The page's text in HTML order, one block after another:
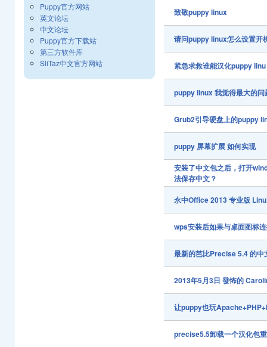
致敬puppy linux
请问puppy linux怎么设置开
紧急求救谁能汉化puppy
puppy linux 我觉得最大的
Grub2引导硬盘上的puppy
puppy 屏幕扩展 如何实现
安装了中文包之后，打开
法保存中文？
永中Office 2013 专业版
wps安装后如果与桌面图标
最新的芭比Precise 5.4 的中
2013年5月3日 發怖的
让puppy也玩
precise5.5卸载一个汉化包
Puppy官方网站
英文论坛
中文论坛
Puppy官方下载站
第三方软件库
SliTaz中文官方网站